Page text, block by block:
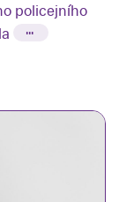
policejního
...